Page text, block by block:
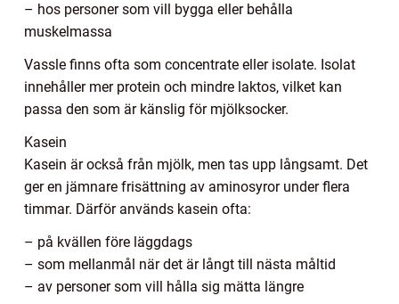
– hos personer som vill bygga eller behålla
muskelmassa
Vassle finns ofta som concentrate eller isolate. Isolat
innehåller mer protein och mindre laktos, vilket kan
passa den som är känslig för mjölksocker.
Kasein
Kasein är också från mjölk, men tas upp långsamt. Det
ger en jämnare frisättning av aminosyror under flera
timmar. Därför används kasein ofta:
– på kvällen före läggdags
– som mellanmål när det är långt till nästa måltid
– av personer som vill hålla sig mätta längre